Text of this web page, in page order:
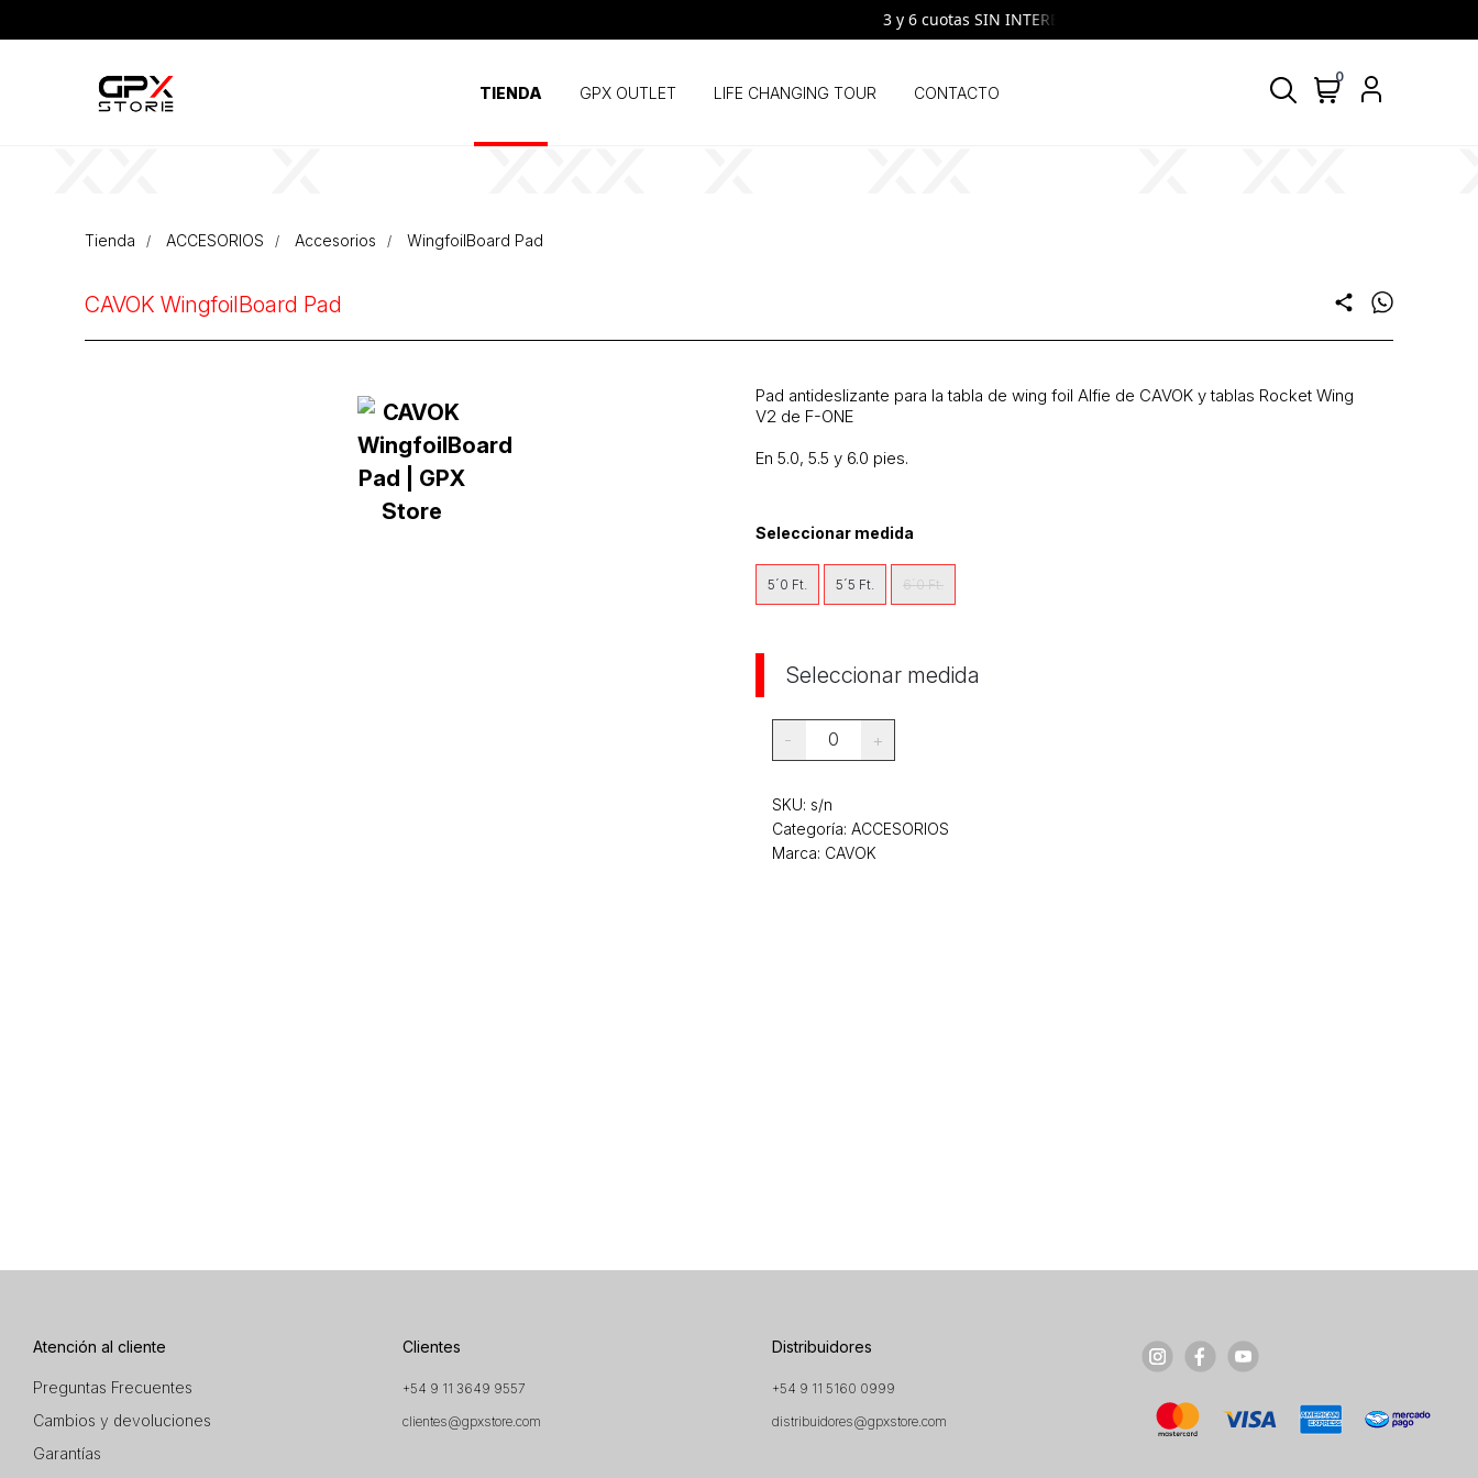
3 y 6 cuotas SIN INTERES | VISA y MASTERCARD | Todos los días, todos los bancos
TIENDA GPX OUTLET LIFE CHANGING TOUR CONTACTO
0
Tienda ACCESORIOS Accesorios WingfoilBoard Pad
CAVOK WingfoilBoard Pad share
Pad antideslizante para la tabla de wing foil Alfie de CAVOK y tablas Rocket Wing
V2 de F-ONE
En 5.0, 5.5 y 6.0 pies.
Seleccionar medida
5´0 Ft. 5´5 Ft. 6´0 Ft.
Seleccionar medida
- 0 +
SKU: s/n
Categoría: ACCESORIOS
Marca: CAVOK
Atención al cliente
Preguntas Frecuentes
Cambios y devoluciones
Garantías
Clientes
+54 9 11 3649 9557
clientes@gpxstore.com
Distribuidores
+54 9 11 5160 0999
distribuidores@gpxstore.com